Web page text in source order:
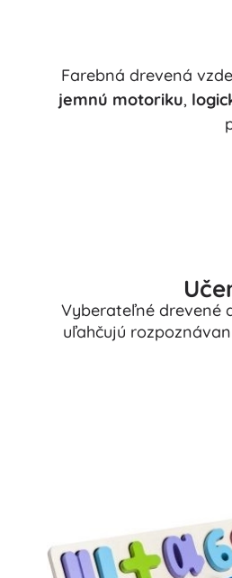
Farebná drevená
jemnú motoriku,
Vyberateľné drevené
uľahčujú